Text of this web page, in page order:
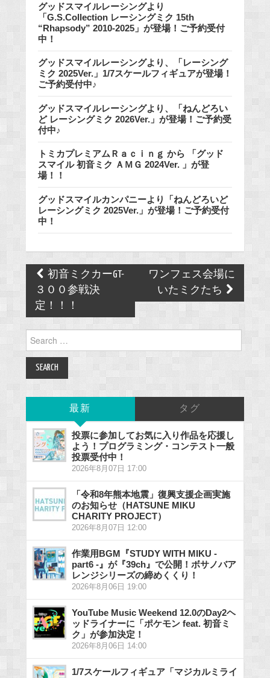
グッドスマイルレーシングより
「G.S.Collection レーシングミク 15th
“Rhapsody” 2010-2025」が登場！ご予約受付
中！
グッドスマイルレーシングより、「レーシング
ミク 2025Ver.」1/7スケールフィギュアが登場！
ご予約受付中♪
グッドスマイルレーシングより、「ねんどろい
ど レーシングミク 2026Ver.」が登場！ご予約受
付中♪
トミカプレミアムＲａｃｉｎｇ から 「グッド
スマイル 初音ミク ＡＭＧ 2024Ver. 」が登
場！！
グッドスマイルカンパニーより「ねんどろいど
レーシングミク 2025Ver.」が登場！ご予約受付
中！
Post
navigation
初音ミクカーGT-
３００参戦決
定！！！
ワンフェス会場に
いたミクたち
Search
for:
最新 タグ
投票に参加してお気に入り作品を応援し
よう！プログラミング・コンテスト一般
投票受付中！
2026年8月07日 17:00
「令和8年熊本地震」復興支援企画実施
のお知らせ（HATSUNE MIKU
CHARITY PROJECT）
2026年8月07日 12:00
作業用BGM『STUDY WITH MIKU -
part6 -』が『39ch』で公開！ボサノバア
レンジシリーズの締めくくり！
2026年8月06日 19:00
YouTube Music Weekend 12.0のDay2ヘ
ッドライナーに「ポケモン feat. 初音ミ
ク」が参加決定！
2026年8月06日 14:00
1/7スケールフィギュア「マジカルミライ